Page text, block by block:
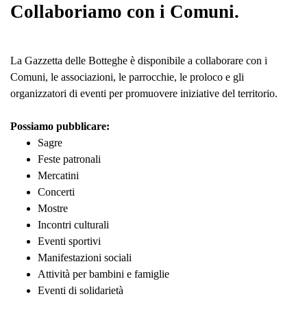
Collaboriamo con i Comuni.
La Gazzetta delle Botteghe è disponibile a collaborare con i
Comuni, le associazioni, le parrocchie, le proloco e gli
organizzatori di eventi per promuovere iniziative del territorio.
Possiamo pubblicare:
Sagre
Feste patronali
Mercatini
Concerti
Mostre
Incontri culturali
Eventi sportivi
Manifestazioni sociali
Attività per bambini e famiglie
Eventi di solidarietà